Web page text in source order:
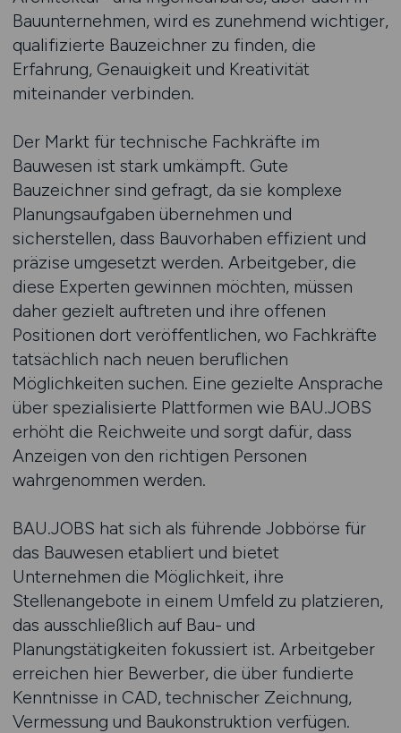
Bauunternehmen, wird es zunehmend wichtiger,
qualifizierte Bauzeichner zu finden, die
Erfahrung, Genauigkeit und Kreativität
miteinander verbinden.
Der Markt für technische Fachkräfte im
Bauwesen ist stark umkämpft. Gute
Bauzeichner sind gefragt, da sie komplexe
Planungsaufgaben übernehmen und
sicherstellen, dass Bauvorhaben effizient und
präzise umgesetzt werden. Arbeitgeber, die
diese Experten gewinnen möchten, müssen
daher gezielt auftreten und ihre offenen
Positionen dort veröffentlichen, wo Fachkräfte
tatsächlich nach neuen beruflichen
Möglichkeiten suchen. Eine gezielte Ansprache
über spezialisierte Plattformen wie BAU.JOBS
erhöht die Reichweite und sorgt dafür, dass
Anzeigen von den richtigen Personen
wahrgenommen werden.
BAU.JOBS hat sich als führende Jobbörse für
das Bauwesen etabliert und bietet
Unternehmen die Möglichkeit, ihre
Stellenangebote in einem Umfeld zu platzieren,
das ausschließlich auf Bau- und
Planungstätigkeiten fokussiert ist. Arbeitgeber
erreichen hier Bewerber, die über fundierte
Kenntnisse in CAD, technischer Zeichnung,
Vermessung und Baukonstruktion verfügen.